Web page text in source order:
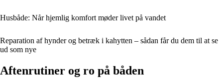
Husbåde: Når hjemlig komfort møder livet på vandet
Reparation af hynder og betræk i kahytten – sådan får du dem til at se
ud som nye
Aftenrutiner og ro på båden